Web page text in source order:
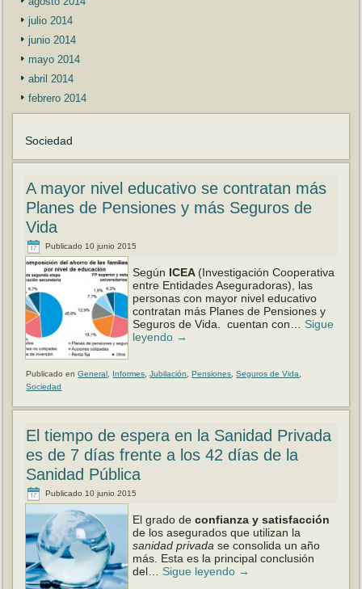
julio 2014
junio 2014
mayo 2014
abril 2014
febrero 2014
Sociedad
A mayor nivel educativo se contratan más
Planes de Pensiones y más Seguros de
Vida
Publicado 10 junio 2015
Según ICEA (Investigación Cooperativa
entre Entidades Aseguradoras), las
personas con mayor nivel educativo
contratan más Planes de Pensiones y
Seguros de Vida. cuentan con… Sigue
leyendo →
Publicado en General Informes ,Jubilación ,Pensiones ,Seguros de Vida
Sociedad
El tiempo de espera en la Sanidad Privada
es de 7 días frente a los 42 días de la
Sanidad Pública
Publicado 10 junio 2015
El grado de confianza y satisfacción
de los asegurados que utilizan la
sanidad privadase consolida un año
más. Esta es la principal conclusión
del… Sigue leyendo →